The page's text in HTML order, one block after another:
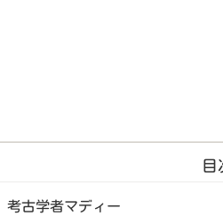
目
考古学者マディー